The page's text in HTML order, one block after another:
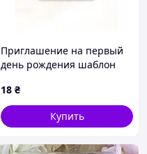
Приглашение на первый
день рождения шаблон
18 ₴
Купить